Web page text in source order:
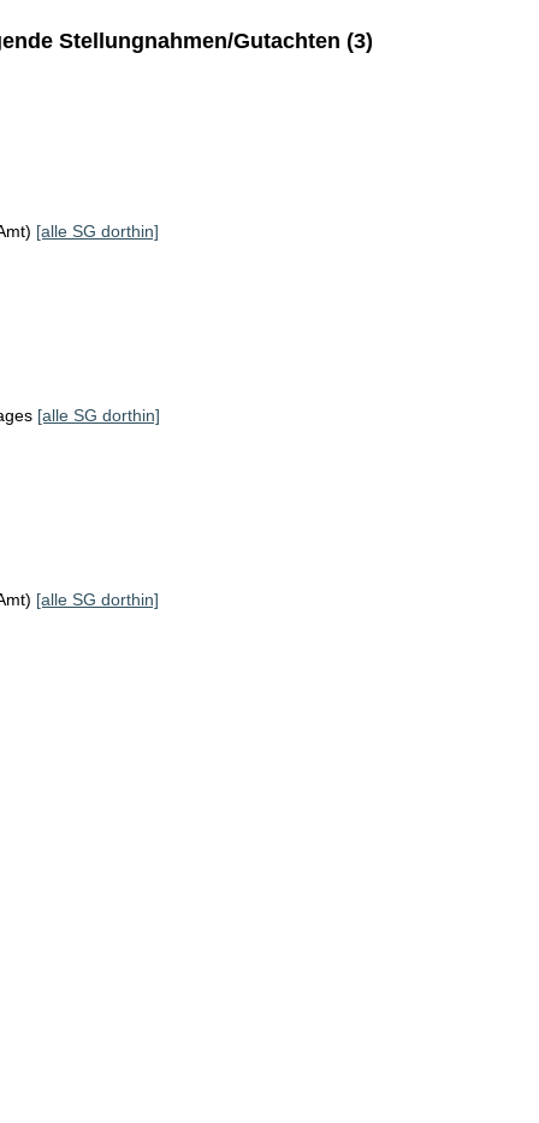
Stellungnahmen/Gutachten (3)
[alle SG dorthin]
[alle SG dorthin]
[alle SG dorthin]